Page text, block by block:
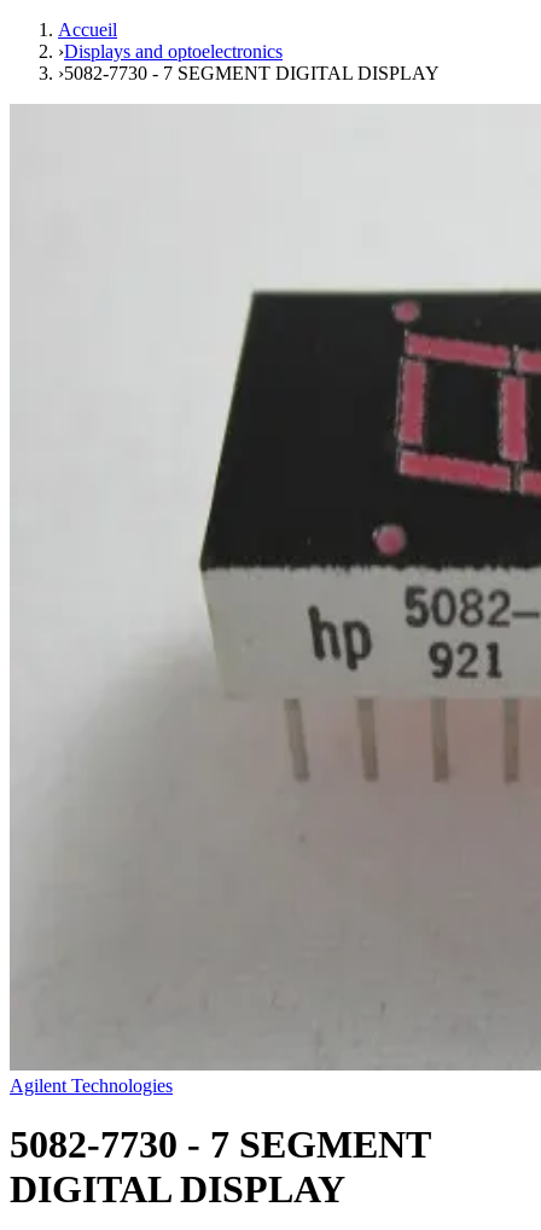
Accueil
›Displays and optoelectronics
›5082-7730 - 7 SEGMENT DIGITAL DISPLAY
Agilent Technologies
5082-7730 - 7 SEGMENT
DIGITAL DISPLAY